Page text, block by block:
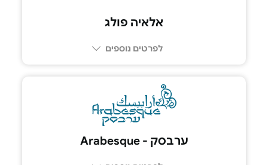
אלאיה פולג
לפרטים נוספים
ערבסק - Arabesque